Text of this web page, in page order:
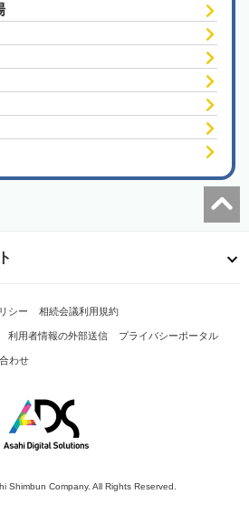
シー 相続会議利用規約
利用者情報の外部送信 プライバシーポータル
わせ
Shimbun Company. All Rights Reserved.